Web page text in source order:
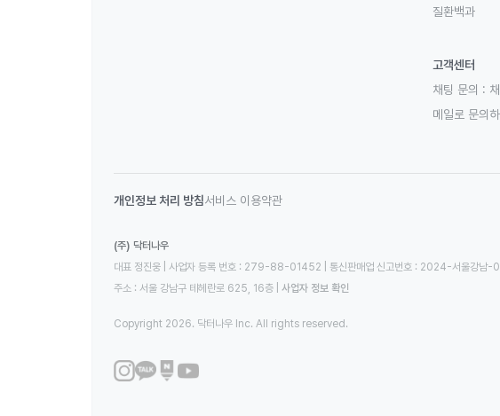
질환백과
고객센터
채팅 문의 :
메일로 문의하
개인정보 처리 방침서비스 이용약관
(주) 닥터나우
대표 정진웅 | 사업자 등록 번호 : 279-88-01452 | 통신판매업 신고번호 : 2024-서울강남
주소 : 서울 강남구 테헤란로 625, 16층
사업자 정보 확인
Copyright 2026. 닥터나우 Inc. All rights reserved.